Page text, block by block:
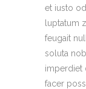
et iusto
luptatum
feugait
soluta
imperdiet
facer